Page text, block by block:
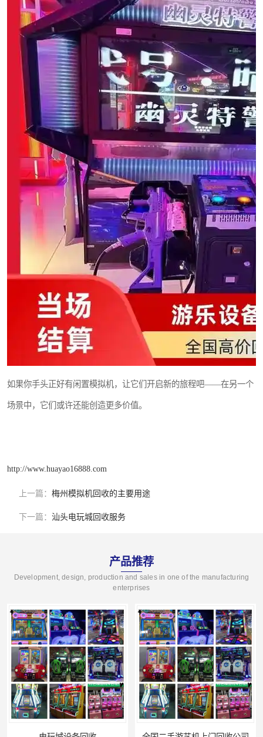
如果你手头正好有闲置模拟机，让它们开启新的旅程吧——在另一个
场景中，它们或许还能创造更多价值。
http://www.huayao16888.com
上一篇： 梅州模拟机回收的主要用途
下一篇： 汕头电玩城回收服务
产品推荐
Development, design, production and sales in one of the manufacturing
enterprises